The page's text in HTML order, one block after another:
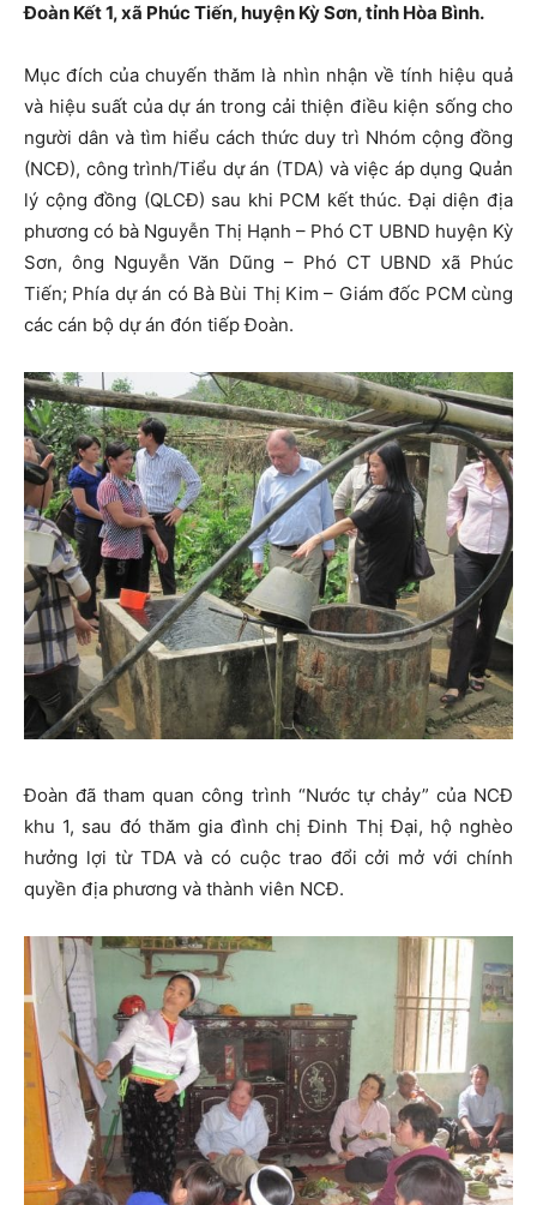
Đoàn Kết 1, xã Phúc Tiến, huyện Kỳ Sơn, tỉnh Hòa Bình.
Mục đích của chuyến thăm là nhìn nhận về tính hiệu quả
và hiệu suất của dự án trong cải thiện điều kiện sống cho
người dân và tìm hiểu cách thức duy trì Nhóm cộng đồng
(NCĐ), công trình/Tiểu dự án (TDA) và việc áp dụng Quản
lý cộng đồng (QLCĐ) sau khi PCM kết thúc. Đại diện địa
phương có bà Nguyễn Thị Hạnh – Phó CT UBND huyện Kỳ
Sơn, ông Nguyễn Văn Dũng – Phó CT UBND xã Phúc
Tiến; Phía dự án có Bà Bùi Thị Kim – Giám đốc PCM cùng
các cán bộ dự án đón tiếp Đoàn.
Đoàn đã tham quan công trình “Nước tự chảy” của NCĐ
khu 1, sau đó thăm gia đình chị Đinh Thị Đại, hộ nghèo
hưởng lợi từ TDA và có cuộc trao đổi cởi mở với chính
quyền địa phương và thành viên NCĐ.